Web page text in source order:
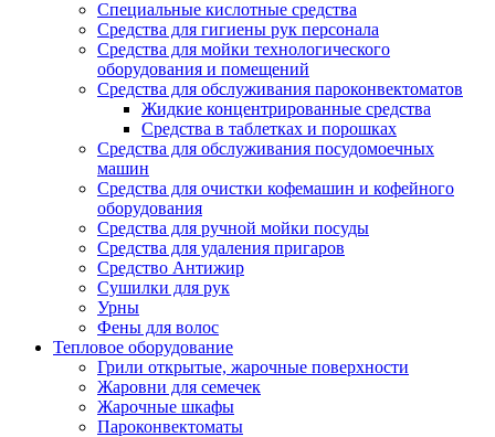
Специальные кислотные средства
Средства для гигиены рук персонала
Средства для мойки технологического
оборудования и помещений
Средства для обслуживания пароконвектоматов
Жидкие концентрированные средства
Средства в таблетках и порошках
Средства для обслуживания посудомоечных
машин
Средства для очистки кофемашин и кофейного
оборудования
Средства для ручной мойки посуды
Средства для удаления пригаров
Средство Антижир
Сушилки для рук
Урны
Фены для волос
Тепловое оборудование
Грили открытые, жарочные поверхности
Жаровни для семечек
Жарочные шкафы
Пароконвектоматы